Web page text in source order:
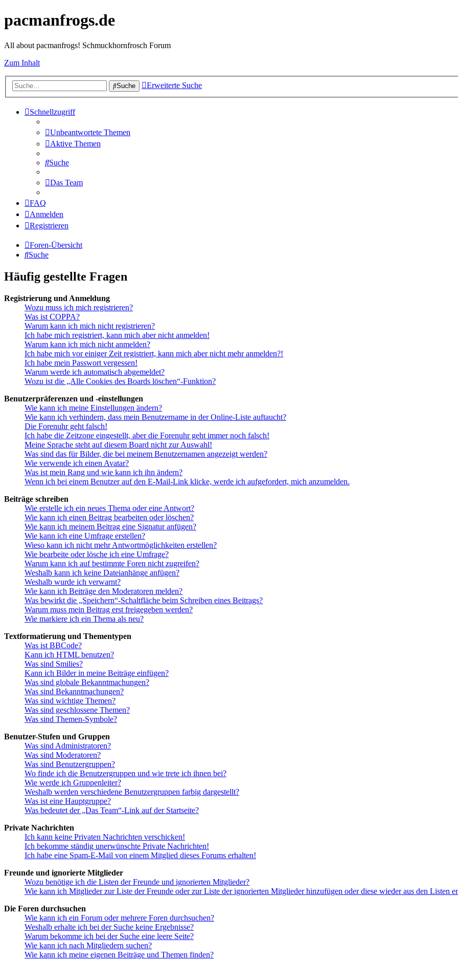
pacmanfrogs.de
All about pacmanfrogs! Schmuckhornfrosch Forum
Zum Inhalt
Suche Erweiterte Suche
Schnellzugriff
Unbeantwortete Themen
Aktive Themen
Suche
Das Team
FAQ
Anmelden
Registrieren
Foren-Übersicht
Suche
Häufig gestellte Fragen
Registrierung und Anmeldung
Wozu muss ich mich registrieren?
Was ist COPPA?
Warum kann ich mich nicht registrieren?
Ich habe mich registriert, kann mich aber nicht anmelden!
Warum kann ich mich nicht anmelden?
Ich habe mich vor einiger Zeit registriert, kann mich aber nicht mehr anmelden?!
Ich habe mein Passwort vergessen!
Warum werde ich automatisch abgemeldet?
Wozu ist die „Alle Cookies des Boards löschen“-Funktion?
Benutzerpräferenzen und -einstellungen
Wie kann ich meine Einstellungen ändern?
Wie kann ich verhindern, dass mein Benutzername in der Online-Liste auftaucht?
Die Forenuhr geht falsch!
Ich habe die Zeitzone eingestellt, aber die Forenuhr geht immer noch falsch!
Meine Sprache steht auf diesem Board nicht zur Auswahl!
Was sind das für Bilder, die bei meinem Benutzernamen angezeigt werden?
Wie verwende ich einen Avatar?
Was ist mein Rang und wie kann ich ihn ändern?
Wenn ich bei einem Benutzer auf den E-Mail-Link klicke, werde ich aufgefordert, mich anzumelden.
Beiträge schreiben
Wie erstelle ich ein neues Thema oder eine Antwort?
Wie kann ich einen Beitrag bearbeiten oder löschen?
Wie kann ich meinem Beitrag eine Signatur anfügen?
Wie kann ich eine Umfrage erstellen?
Wieso kann ich nicht mehr Antwortmöglichkeiten erstellen?
Wie bearbeite oder lösche ich eine Umfrage?
Warum kann ich auf bestimmte Foren nicht zugreifen?
Weshalb kann ich keine Dateianhänge anfügen?
Weshalb wurde ich verwarnt?
Wie kann ich Beiträge den Moderatoren melden?
Was bewirkt die „Speichern“-Schaltfläche beim Schreiben eines Beitrags?
Warum muss mein Beitrag erst freigegeben werden?
Wie markiere ich ein Thema als neu?
Textformatierung und Thementypen
Was ist BBCode?
Kann ich HTML benutzen?
Was sind Smilies?
Kann ich Bilder in meine Beiträge einfügen?
Was sind globale Bekanntmachungen?
Was sind Bekanntmachungen?
Was sind wichtige Themen?
Was sind geschlossene Themen?
Was sind Themen-Symbole?
Benutzer-Stufen und Gruppen
Was sind Administratoren?
Was sind Moderatoren?
Was sind Benutzergruppen?
Wo finde ich die Benutzergruppen und wie trete ich ihnen bei?
Wie werde ich Gruppenleiter?
Weshalb werden verschiedene Benutzergruppen farbig dargestellt?
Was ist eine Hauptgruppe?
Was bedeutet der „Das Team“-Link auf der Startseite?
Private Nachrichten
Ich kann keine Privaten Nachrichten verschicken!
Ich bekomme ständig unerwünschte Private Nachrichten!
Ich habe eine Spam-E-Mail von einem Mitglied dieses Forums erhalten!
Freunde und ignorierte Mitglieder
Wozu benötige ich die Listen der Freunde und ignorierten Mitglieder?
Wie kann ich Mitglieder zur Liste der Freunde oder zur Liste der ignorierten Mitglieder hinzufügen oder diese wieder aus den Listen
Die Foren durchsuchen
Wie kann ich ein Forum oder mehrere Foren durchsuchen?
Weshalb erhalte ich bei der Suche keine Ergebnisse?
Warum bekomme ich bei der Suche eine leere Seite?
Wie kann ich nach Mitgliedern suchen?
Wie kann ich meine eigenen Beiträge und Themen finden?